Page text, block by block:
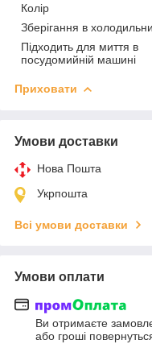
Колір
Зберігання в
Підходить для миття в
посудомийній машині
Приховати
Умови доставки
Нова Пошта
Укрпошта
Всі умови доставки
Умови оплати
Ви отримаєте
або гроші